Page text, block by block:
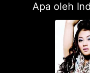
Apa oleh